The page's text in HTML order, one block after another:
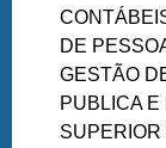
DE
GESTÃO
PUBLICA
SUPERIOR